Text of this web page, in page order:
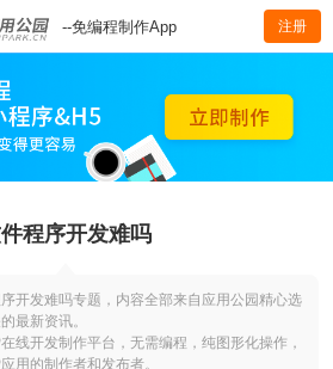
--免编程制作App 注册
程序开发难吗
开发难吗专题，内容全部来自应用公园精心选
最新资讯。
线开发制作平台，无需编程，纯图形化操作，
用的制作者和发布者。